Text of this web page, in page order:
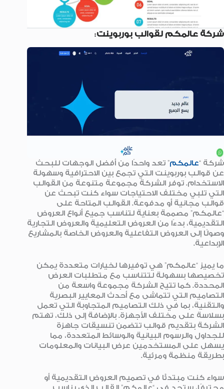
شركة عالمكم لقوالب بوربوينت:
شركة “عالمكم” تعد واحدًا من أفضل الوجهات للبحث
عن قوالب بوربوينت التي تجمع بين الاحترافية وسهولة
الاستخدام. توفر الشركة مجموعة متنوعة من القوالب
التي تلبي مختلف الاحتياجات سواء كنت تبحث عن
قوالب مجانية أو مدفوعة. القوالب المتاحة على
“عالمكم” مصممة بعناية لتناسب جميع أنواع العروض
التقديمية، بدءًا من العروض التعليمية والعروض التجارية
وصولًا إلى العروض التفاعلية والعروض الخاصة بالمشاريع
الإبداعية.
ما يميز “عالمكم” هي توفيرها لخيارات متعددة يمكن
تخصيصها بسهولة لتتناسب مع متطلبات العرض
المحددة. كما تتيح الشركة مجموعة واسعة من
التصاميم التي تتماشى مع أحدث المعايير البصرية
والتقنية، بما في ذلك التصاميم المتجاوبة التي تعمل
بسلاسة على مختلف الأجهزة. بالإضافة إلى ذلك، تهتم
الشركة بتقديم قوالب تتضمن تنسيقات جاهزة
للجداول والرسوم البيانية والوسائط المتعددة، مما
يسهل على المستخدمين عرض البيانات والمعلومات
بطريقة منظمة ومرئية.
سواء كنت مبتدئًا في تصميم العروض التقديمية أو